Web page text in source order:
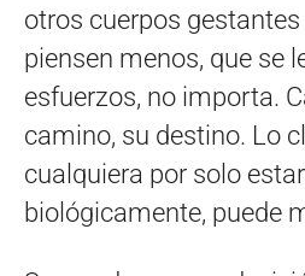
otros cuerpos
piensen menos, que se
esfuerzos, no importa.
camino, su destino. Lo
cualquiera por solo
biológicamente, puede